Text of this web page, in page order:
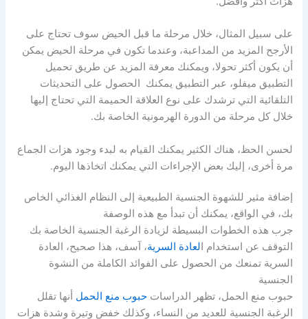
على سبيل المثال، خلال مرحلة ما قبل الحيض سوف تحتاج على
الأرجح المزيد من المداعبة، وعندما تكون في مرحلة الحيض يمكن
أن يكون أكثر تحولا، ويمكنك معرفة المزيد عن طريق تحميل
التطبيق ميفلو، عبر التطبيق يمكنك الحصول على التحديثات
التلقائية التي ترشدك على نوع العلاقة الحميمة التي تحتاج إليها
خلال كل مرحلة من الدورة الهرمونية الخاصة بك.
لحسن الحظ، هناك الكثير يمكنك القيام به لبدء وجود هزات الجماع
مرة أخرى، إليك بعض الإجراءات التي يمكنك اتخاذها اليوم.
إضافة مثير للشهوة الجنسية الطبيعية إلى النظام الغذائي الخاص
بك، في الواقع، يمكنك أن تبدأ مع هذه الوصفة
جرب هذه الخطوات البسيطة لزيادة الرغبة الجنسية الخاصة بك
التوقف عن استخدام ا لعادة السرية، آسف، هذا صحيح، العادة
السرية تمنعك من الحصول على الفوائد الكاملة من النشوة
الجنسية
حبوب منع الحمل، تظهر الدراساتحبوب منع الحمل أنها تقلل
الرغبة الجنسية للعديد من النساء، وكذلك خفض وتيرة وشدة هزات